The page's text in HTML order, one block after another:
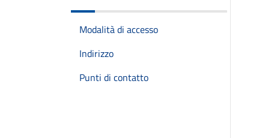
Modalità di accesso
Indirizzo
Punti di contatto